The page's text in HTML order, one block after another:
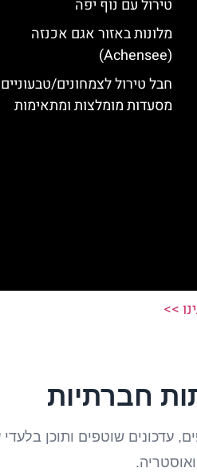
טירול עם נוף יפה
מלונות באזור אגם אכנזה
(Achensee)
חבל טירול לצמחונים/
מסעדות מומלצות ומתאימות
>>
חברתיות
עדכונים שוטפים ותוכן בלעדי